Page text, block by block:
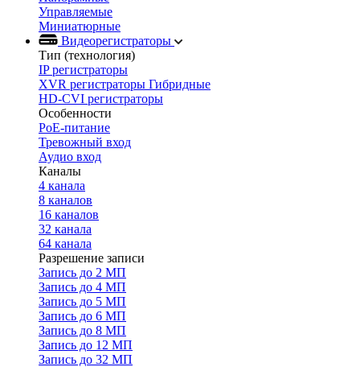
Управляемые
Миниатюрные
Видеорегистраторы
Тип (технология)
IP регистраторы
XVR регистраторы Гибридные
HD-CVI регистраторы
Особенности
PoE-питание
Тревожный вход
Аудио вход
Каналы
4 канала
8 каналов
16 каналов
32 канала
64 канала
Разрешение записи
Запись до 2 МП
Запись до 4 МП
Запись до 5 МП
Запись до 6 МП
Запись до 8 МП
Запись до 12 МП
Запись до 32 МП